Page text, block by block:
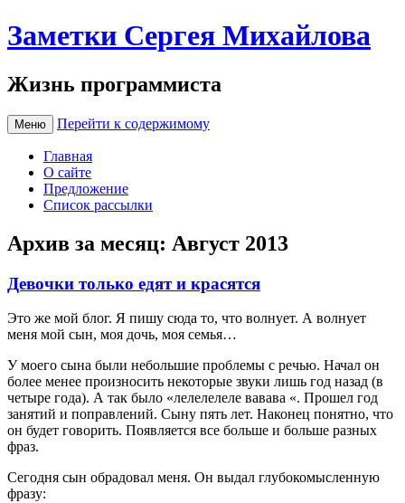
Заметки Сергея Михайлова
Жизнь программиста
Меню Перейти к содержимому
Главная
О сайте
Предложение
Список рассылки
Архив за месяц: Август 2013
Девочки только едят и красятся
Это же мой блог. Я пишу сюда то, что волнует. А волнует
меня мой сын, моя дочь, моя семья…
У моего сына были небольшие проблемы с речью. Начал он
более менее произносить некоторые звуки лишь год назад (в
четыре года). А так было «лелелелеле вавава «. Прошел год
занятий и поправлений. Сыну пять лет. Наконец понятно, что
он будет говорить. Появляется все больше и больше разных
фраз.
Сегодня сын обрадовал меня. Он выдал глубокомысленную
фразу: